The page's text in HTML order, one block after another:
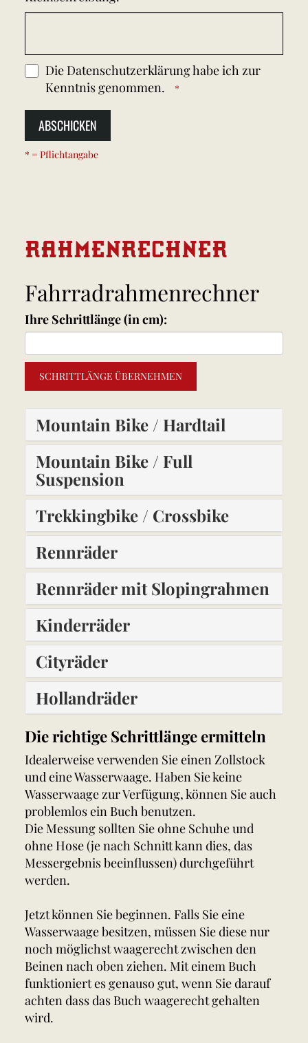
Die Datenschutzerklärunghabe ich zur
Kenntnis genommen.
ABSCHICKEN
* = Pflichtangabe
RAHMENRECHNER
Fahrradrahmenrechner
Ihre Schrittlänge (in cm):
SCHRITTLÄNGE ÜBERNEHMEN
Mountain Bike / Hardtail
Mountain Bike / Full
Suspension
Trekkingbike / Crossbike
Rennräder
Rennräder mit Slopingrahmen
Kinderräder
Cityräder
Hollandräder
Die richtige Schrittlänge ermitteln
Idealerweise verwenden Sie einen Zollstock
und eine Wasserwaage. Haben Sie keine
Wasserwaage zur Verfügung, können Sie auch
problemlos ein Buch benutzen.
Die Messung sollten Sie ohne Schuhe und
ohne Hose (je nach Schnitt kann dies, das
Messergebnis beeinflussen) durchgeführt
werden.
Jetzt können Sie beginnen. Falls Sie eine
Wasserwaage besitzen, müssen Sie diese nur
noch möglichst waagerecht zwischen den
Beinen nach oben ziehen. Mit einem Buch
funktioniert es genauso gut, wenn Sie darauf
achten dass das Buch waagerecht gehalten
wird.